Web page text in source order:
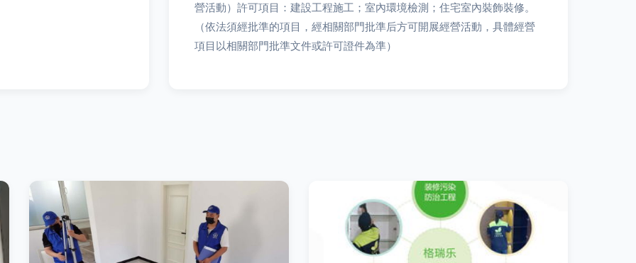
營活動）許可項目：建設工程施工；室內環境檢測；住宅室內裝飾裝修。
（依法須經批準的項目，經相關部門批準后方可開展經營活動，具體經營
項目以相關部門批準文件或許可證件為準）